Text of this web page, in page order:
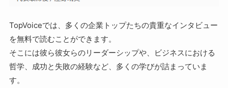
TopVoiceでは、多くの企業トップたちの貴重なインタビュー
を無料で読むことができます。
そこには彼ら彼女らのリーダーシップや、ビジネスにおける
哲学、成功と失敗の経験など、多くの学びが詰まっていま
す。